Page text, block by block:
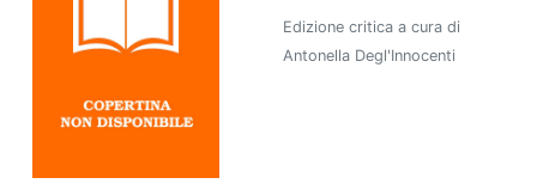
Edizione critica a cura di
Antonella Degl'Innocenti